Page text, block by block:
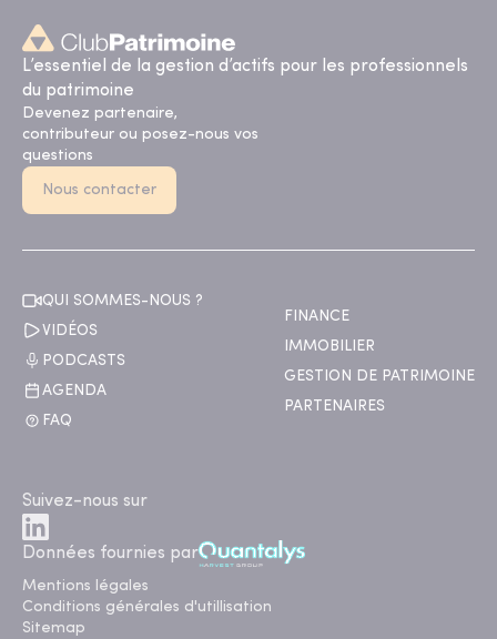
L’essentiel de la gestion d’actifs pour les professionnels
du patrimoine
Devenez partenaire,
contributeur ou posez-nous vos
questions
Nous contacter
QUI SOMMES-NOUS ?
VIDÉOS
PODCASTS
AGENDA
FAQ
FINANCE
IMMOBILIER
GESTION DE PATRIMOINE
PARTENAIRES
Suivez-nous sur
Données fournies par
Mentions légales
Conditions générales d'utillisation
Sitemap